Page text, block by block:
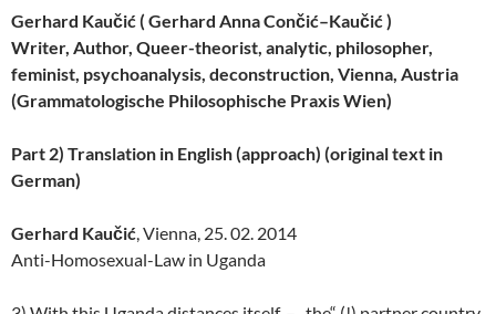
Gerhard Kaučić (Gerhard Anna Cončić–Kaučić )
Writer, Author, Queer-theorist, analytic, philosopher,
feminist, psychoanalysis, deconstruction, Vienna, Austria
(Grammatologische Philosophische Praxis Wien)
Part 2) Translation in English (approach) (original text in
German)
Gerhard Kaučić , Vienna, 25. 02. 2014
Anti-Homosexual-Law in Uganda